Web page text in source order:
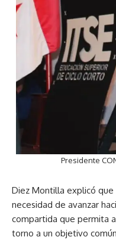
Presidente
Diez Montilla explicó
necesidad de avanzar
compartida que permita
torno a un objetivo